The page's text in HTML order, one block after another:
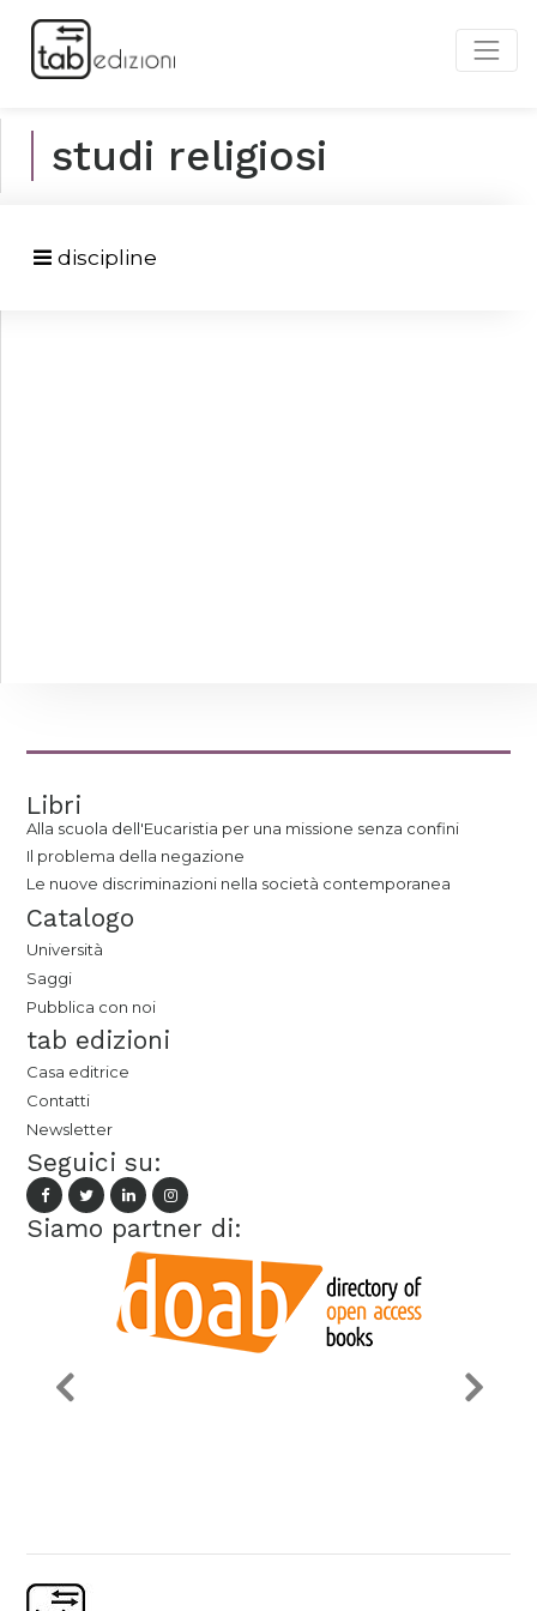
studi religiosi
discipline
Libri
Alla scuola dell'Eucaristia per una missione senza confini
Il problema della negazione
Le nuove discriminazioni nella società contemporanea
Catalogo
Università
Saggi
Pubblica con noi
tab edizioni
Casa editrice
Contatti
Newsletter
Seguici su:
Siamo partner di: